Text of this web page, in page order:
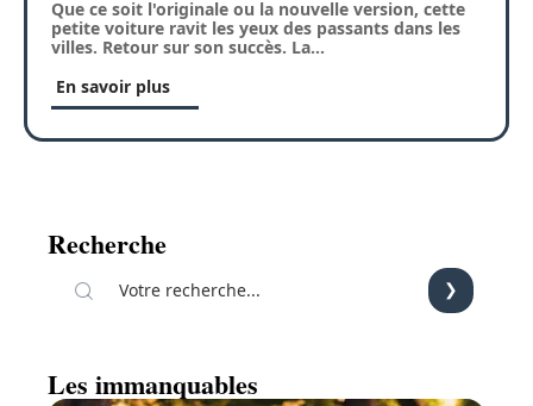
Que ce soit l'originale ou la nouvelle version, cette
petite voiture ravit les yeux des passants dans les
villes. Retour sur son succès. La…
En savoir plus
Recherche
Les immanquables